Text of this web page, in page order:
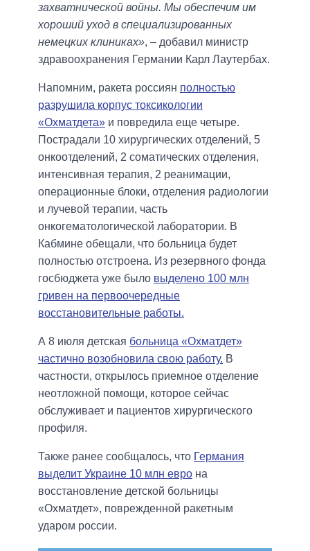
захватнической войны. Мы обеспечим им
хороший уход в специализированных
немецких клиниках», – добавил министр
здравоохранения Германии Карл Лаутербах.
Напомним, ракета россиян полностью
разрушила корпус токсикологии
«Охматдета» и повредила еще четыре.
Пострадали 10 хирургических отделений, 5
онкоотделений, 2 соматических отделения,
интенсивная терапия, 2 реанимации,
операционные блоки, отделения радиологии
и лучевой терапии, часть
онкогематологической лаборатории. В
Кабмине обещали, что больница будет
полностью отстроена. Из резервного фонда
госбюджета уже было выделено 100 млн
гривен на первоочередные
восстановительные работы.
А 8 июля детская больница «Охматдет»
частично возобновила свою работу. В
частности, открылось приемное отделение
неотложной помощи, которое сейчас
обслуживает и пациентов хирургического
профиля.
Также ранее сообщалось, что Германия
выделит Украине 10 млн евро на
восстановление детской больницы
«Охматдет», поврежденной ракетным
ударом россии.